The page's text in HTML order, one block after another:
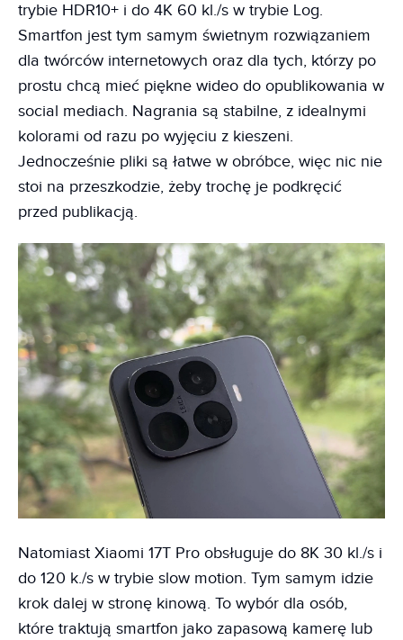
trybie HDR10+ i do 4K 60 kl./s w trybie Log.
Smartfon jest tym samym świetnym rozwiązaniem
dla twórców internetowych oraz dla tych, którzy po
prostu chcą mieć piękne wideo do opublikowania w
social mediach. Nagrania są stabilne, z idealnymi
kolorami od razu po wyjęciu z kieszeni.
Jednocześnie pliki są łatwe w obróbce, więc nic nie
stoi na przeszkodzie, żeby trochę je podkręcić
przed publikacją.
Natomiast Xiaomi 17T Pro obsługuje do 8K 30 kl./s i
do 120 k./s w trybie slow motion. Tym samym idzie
krok dalej w stronę kinową. To wybór dla osób,
które traktują smartfon jako zapasową kamerę lub